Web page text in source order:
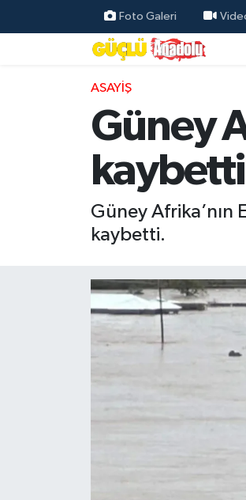
Foto Galeri
ASAYIŞ
Güney
Güney Afrika’nın
kaybetti.
Özel Haber
Resmi İlanlar
Gündem